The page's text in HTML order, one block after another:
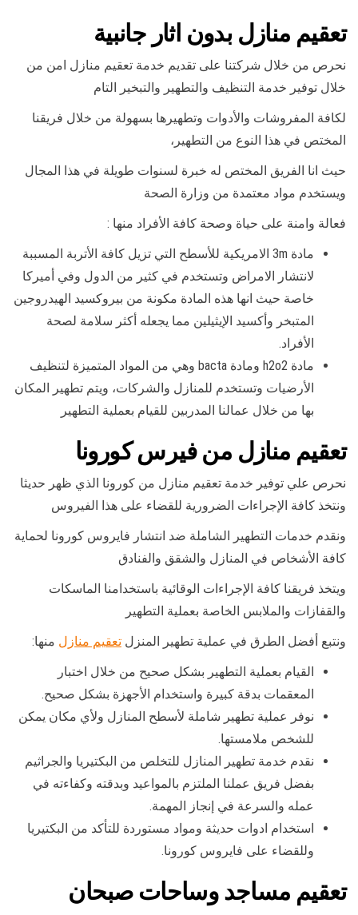
تعقيم منازل بدون اثار جانبية
نحرص من خلال شركتنا على تقديم خدمة تعقيم منازل امن من
خلال توفير خدمة التنظيف والتطهير والتبخير التام
لكافة المفروشات والأدوات وتطهيرها بسهولة من خلال فريقنا
المختص في هذا النوع من التطهير،
حيث انا الفريق المختص له خبرة لسنوات طويلة في هذا المجال
ويستخدم مواد معتمدة من وزارة الصحة
فعالة وامنة على حياة وصحة كافة الأفراد منها :
مادة 3m الامريكية للأسطح التي تزيل كافة الأتربة المسببة
لانتشار الامراض وتستخدم في كثير من الدول وفي أميركا
خاصة حيث انها هذه المادة مكونة من بيروكسيد الهيدروجين
المتبخر وأكسيد الإيثيلين مما يجعله أكثر سلامة لصحة
الأفراد.
مادة h2o2 ومادة bacta وهي من المواد المتميزة لتنظيف
الأرضيات وتستخدم للمنازل والشركات، ويتم تطهير المكان
بها من خلال عمالنا المدربين للقيام بعملية التطهير
تعقيم منازل من فيرس كورونا
نحرص علي توفير خدمة تعقيم منازل من كورونا الذي ظهر حديثا
ونتخذ كافة الإجراءات الضرورية للقضاء على هذا الفيروس
ونقدم خدمات التطهير الشاملة ضد انتشار فايروس كورونا لحماية
كافة الأشخاص في المنازل والشقق والفنادق
ويتخذ فريقنا كافة الإجراءات الوقائية باستخدامنا الماسكات
والقفازات والملابس الخاصة بعملية التطهير
ونتبع أفضل الطرق في عملية تطهير المنزل تعقيم منازل منها:
القيام بعملية التطهير بشكل صحيح من خلال اختبار
المعقمات بدقة كبيرة واستخدام الأجهزة بشكل صحيح.
نوفر عملية تطهير شاملة لأسطح المنازل ولأي مكان يمكن
للشخص ملامستها.
نقدم خدمة تطهير المنازل للتخلص من البكتيريا والجراثيم
بفضل فريق عملنا الملتزم بالمواعيد وبدقته وكفاءته في
عمله والسرعة في إنجاز المهمة.
استخدام ادوات حديثة ومواد مستوردة للتأكد من البكتيريا
وللقضاء على فايروس كورونا.
تعقيم مساجد وساحات صبحان